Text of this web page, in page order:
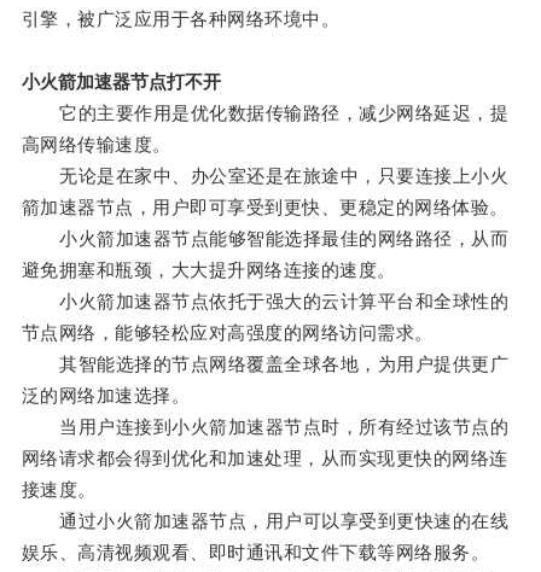
引擎，被广泛应用于各种网络环境中。
小火箭加速器节点打不开
它的主要作用是优化数据传输路径，减少网络延迟，提
高网络传输速度。
无论是在家中、办公室还是在旅途中，只要连接上小火
箭加速器节点，用户即可享受到更快、更稳定的网络体验。
小火箭加速器节点能够智能选择最佳的网络路径，从而
避免拥塞和瓶颈，大大提升网络连接的速度。
小火箭加速器节点依托于强大的云计算平台和全球性的
节点网络，能够轻松应对高强度的网络访问需求。
其智能选择的节点网络覆盖全球各地，为用户提供更广
泛的网络加速选择。
当用户连接到小火箭加速器节点时，所有经过该节点的
网络请求都会得到优化和加速处理，从而实现更快的网络连
接速度。
通过小火箭加速器节点，用户可以享受到更快速的在线
娱乐、高清视频观看、即时通讯和文件下载等网络服务。